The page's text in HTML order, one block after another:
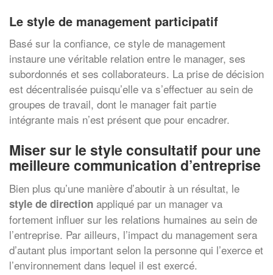
Le style de management participatif
Basé sur la confiance, ce style de management
instaure une véritable relation entre le manager, ses
subordonnés et ses collaborateurs. La prise de décision
est décentralisée puisqu’elle va s’effectuer au sein de
groupes de travail, dont le manager fait partie
intégrante mais n’est présent que pour encadrer.
Miser sur le style consultatif pour une
meilleure communication d’entreprise
Bien plus qu’une manière d’aboutir à un résultat, le
style de direction appliqué par un manager va
fortement influer sur les relations humaines au sein de
l’entreprise. Par ailleurs, l’impact du management sera
d’autant plus important selon la personne qui l’exerce et
l’environnement dans lequel il est exercé.